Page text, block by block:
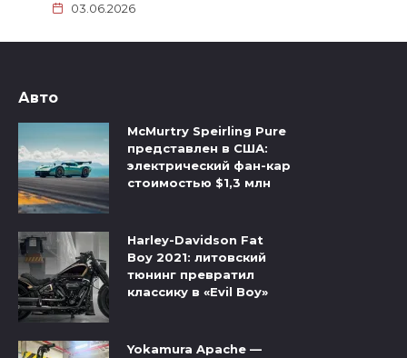
03.06.2026
Авто
McMurtry Speirling Pure
представлен в США:
электрический фан-кар
стоимостью $1,3 млн
Harley-Davidson Fat
Boy 2021: литовский
тюнинг превратил
классику в «Evil Boy»
Yokamura Apache —